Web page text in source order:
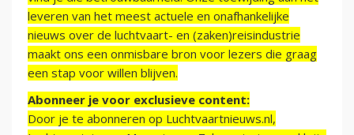
leveren van het meest actuele en onafhankelijke
nieuws over de luchtvaart- en (zaken)reisindustrie
maakt ons een onmisbare bron voor lezers die graag
een stap voor willen blijven.
Abonneer je voor exclusieve content:
Door je te abonneren op Luchtvaartnieuws.nl,